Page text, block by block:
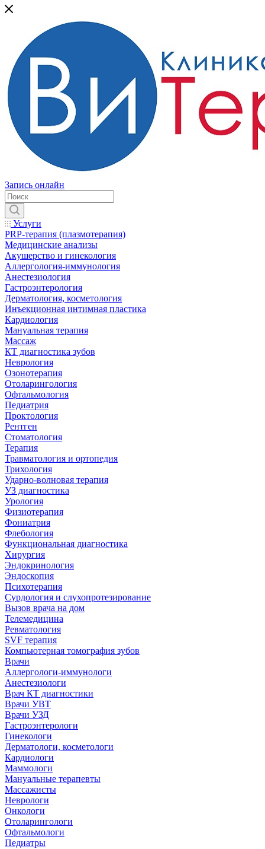
Запись онлайн
Услуги
PRP-терапия (плазмотерапия)
Медицинские анализы
Акушерство и гинекология
Аллергология-иммунология
Анестезиология
Гастроэнтерология
Дерматология, косметология
Инъекционная интимная пластика
Кардиология
Мануальная терапия
Массаж
КТ диагностика зубов
Неврология
Озонотерапия
Отоларингология
Офтальмология
Педиатрия
Проктология
Рентген
Стоматология
Терапия
Травматология и ортопедия
Трихология
Ударно-волновая терапия
УЗ диагностика
Урология
Физиотерапия
Фониатрия
Флебология
Функциональная диагностика
Хирургия
Эндокринология
Эндоскопия
Психотерапия
Сурдология и слухопротезирование
Вызов врача на дом
Телемедицина
Ревматология
SVF терапия
Компьютерная томография зубов
Врачи
Аллергологи-иммунологи
Анестезиологи
Врач КТ диагностики
Врачи УВТ
Врачи УЗД
Гастроэнтерологи
Гинекологи
Дерматологи, косметологи
Кардиологи
Маммологи
Мануальные терапевты
Массажисты
Неврологи
Онкологи
Отоларингологи
Офтальмологи
Педиатры